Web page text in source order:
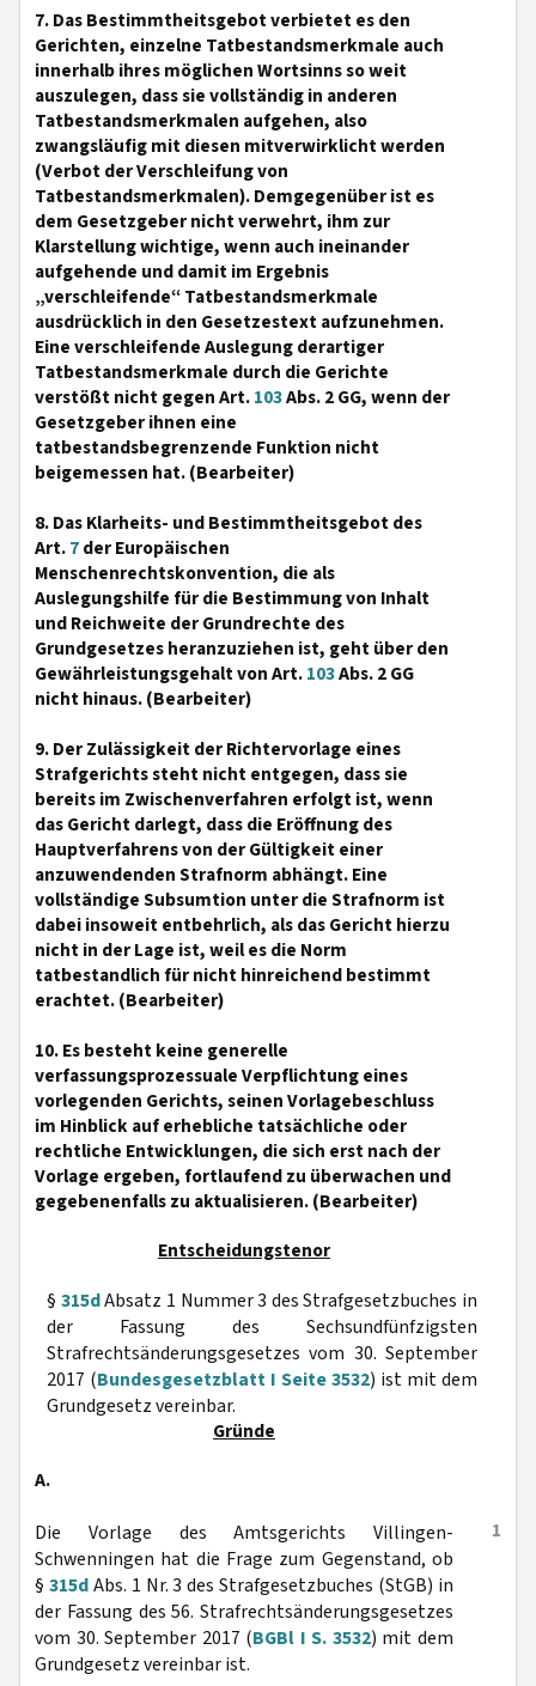
7. Das Bestimmtheitsgebot verbietet es den
Gerichten, einzelne Tatbestandsmerkmale auch
innerhalb ihres möglichen Wortsinns so weit
auszulegen, dass sie vollständig in anderen
Tatbestandsmerkmalen aufgehen, also
zwangsläufig mit diesen mitverwirklicht werden
(Verbot der Verschleifung von
Tatbestandsmerkmalen). Demgegenüber ist es
dem Gesetzgeber nicht verwehrt, ihm zur
Klarstellung wichtige, wenn auch ineinander
aufgehende und damit im Ergebnis
„verschleifende“ Tatbestandsmerkmale
ausdrücklich in den Gesetzestext aufzunehmen.
Eine verschleifende Auslegung derartiger
Tatbestandsmerkmale durch die Gerichte
verstößt nicht gegen Art.103Abs. 2 GG, wenn der
Gesetzgeber ihnen eine
tatbestandsbegrenzende Funktion nicht
beigemessen hat. (Bearbeiter)
8. Das Klarheits- und Bestimmtheitsgebot des
Art.7der Europäischen
Menschenrechtskonvention, die als
Auslegungshilfe für die Bestimmung von Inhalt
und Reichweite der Grundrechte des
Grundgesetzes heranzuziehen ist, geht über den
Gewährleistungsgehalt von Art.103Abs. 2 GG
nicht hinaus. (Bearbeiter)
9. Der Zulässigkeit der Richtervorlage eines
Strafgerichts steht nicht entgegen, dass sie
bereits im Zwischenverfahren erfolgt ist, wenn
das Gericht darlegt, dass die Eröffnung des
Hauptverfahrens von der Gültigkeit einer
anzuwendenden Strafnorm abhängt. Eine
vollständige Subsumtion unter die Strafnorm ist
dabei insoweit entbehrlich, als das Gericht hierzu
nicht in der Lage ist, weil es die Norm
tatbestandlich für nicht hinreichend bestimmt
erachtet. (Bearbeiter)
10. Es besteht keine generelle
verfassungsprozessuale Verpflichtung eines
vorlegenden Gerichts, seinen Vorlagebeschluss
im Hinblick auf erhebliche tatsächliche oder
rechtliche Entwicklungen, die sich erst nach der
Vorlage ergeben, fortlaufend zu überwachen und
gegebenenfalls zu aktualisieren. (Bearbeiter)
Entscheidungstenor
§ 315dAbsatz 1 Nummer 3 des Strafgesetzbuches in
der Fassung des Sechsundfünfzigsten
Strafrechtsänderungsgesetzes vom 30. September
2017 (Bundesgesetzblatt I Seite 3532) ist mit dem
Grundgesetz vereinbar.
Gründe
A.
1
Die Vorlage des Amtsgerichts Villingen-
Schwenningen hat die Frage zum Gegenstand, ob
§ 315dAbs. 1 Nr. 3 des Strafgesetzbuches (StGB) in
der Fassung des 56. Strafrechtsänderungsgesetzes
vom 30. September 2017 (BGBl I S. 3532) mit dem
Grundgesetz vereinbar ist.